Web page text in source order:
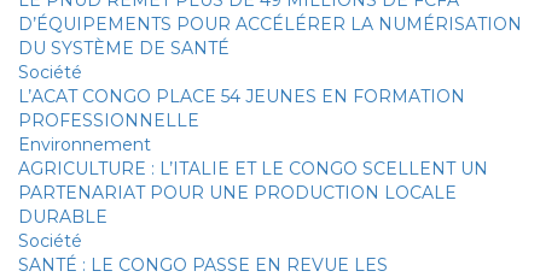
D’ÉQUIPEMENTS POUR ACCÉLÉRER LA NUMÉRISATION
DU SYSTÈME DE SANTÉ
Société
L’ACAT CONGO PLACE 54 JEUNES EN FORMATION
PROFESSIONNELLE
Environnement
AGRICULTURE : L’ITALIE ET LE CONGO SCELLENT UN
PARTENARIAT POUR UNE PRODUCTION LOCALE
DURABLE
Société
SANTÉ : LE CONGO PASSE EN REVUE LES